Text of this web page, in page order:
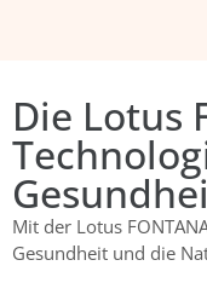
Die Lotus
Mit der Lotus
Gesundheit und die